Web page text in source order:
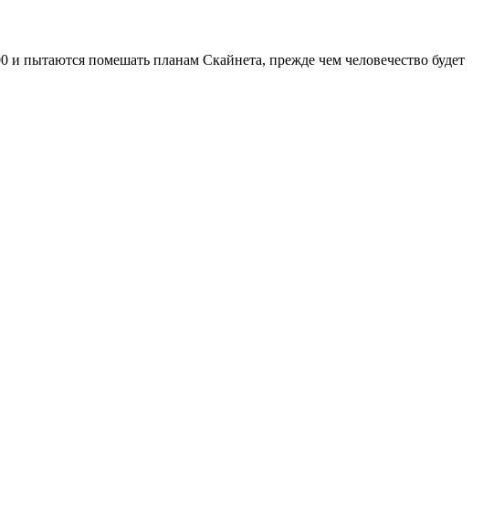
пытаются помешать планам Скайнета, прежде чем человечество будет